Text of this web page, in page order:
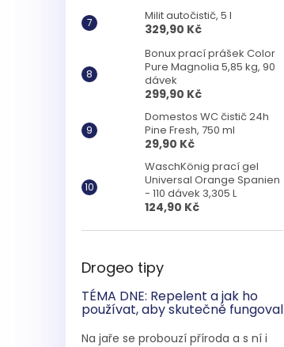
Milit autočistič, 5 l
329,90 Kč
Bonux prací prášek Color
Pure Magnolia 5,85 kg, 90
dávek
299,90 Kč
Domestos WC čistič 24h
Pine Fresh, 750 ml
29,90 Kč
WaschKönig prací gel
Universal Orange Spanien
- 110 dávek 3,305 L
124,90 Kč
Drogeo tipy
TÉMA DNE: Repelent a jak ho
používat, aby skutečně fungoval
Na jaře se probouzí příroda a s ní i